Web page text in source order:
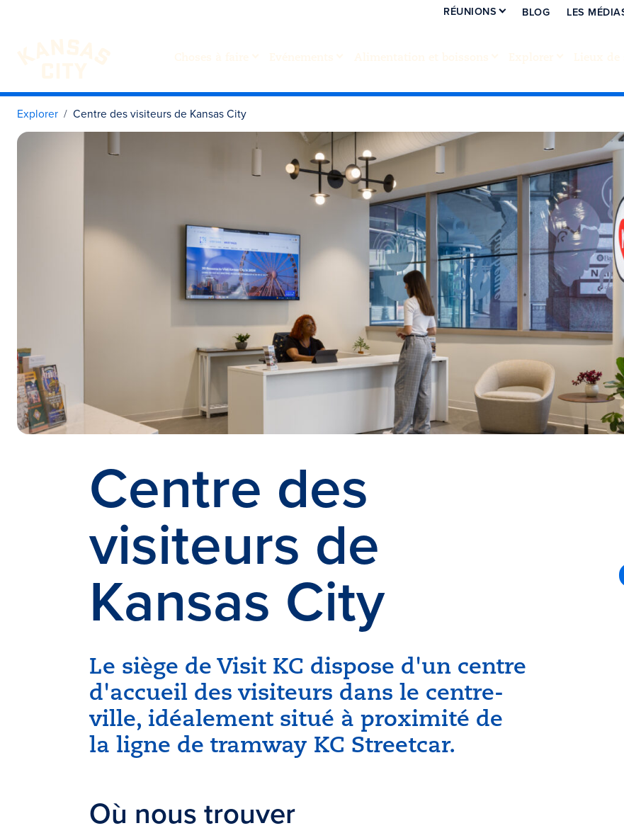
Visiter KC
RÉUNIONS BLOG LES
Explorer Centre des visiteurs de Kansas City
Centre des
visiteurs de
Kansas City
Le siège de Visit KC dispose d'un centre
d'accueil des visiteurs dans le centre-
ville, idéalement situé à proximité de
la ligne de tramway KC Streetcar.
Où nous trouver